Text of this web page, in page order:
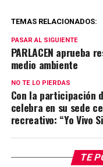
TEMAS RELACIONADOS:
PASAR AL SIGUIENTE
PARLACEN
medio ambiente
NO TE LO PIERDAS
Con la participación
celebra en su sede
recreativo: “Yo Vivo
TE